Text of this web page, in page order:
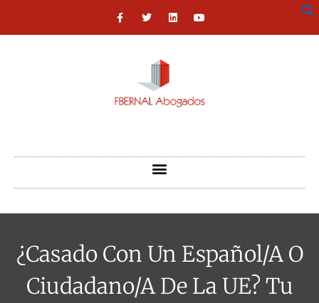
¿Casado Con Un Español/a O
Ciudadano/a De La UE? Tu